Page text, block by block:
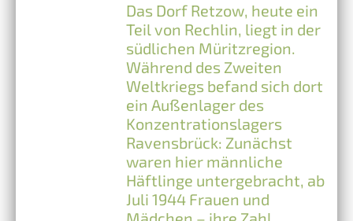
Das Dorf Retzow, heute ein
Teil von Rechlin, liegt in der
südlichen Müritzregion.
Während des Zweiten
Weltkriegs befand sich dort
ein Außenlager des
Konzentrationslagers
Ravensbrück: Zunächst
waren hier männliche
Häftlinge untergebracht, ab
Juli 1944 Frauen und